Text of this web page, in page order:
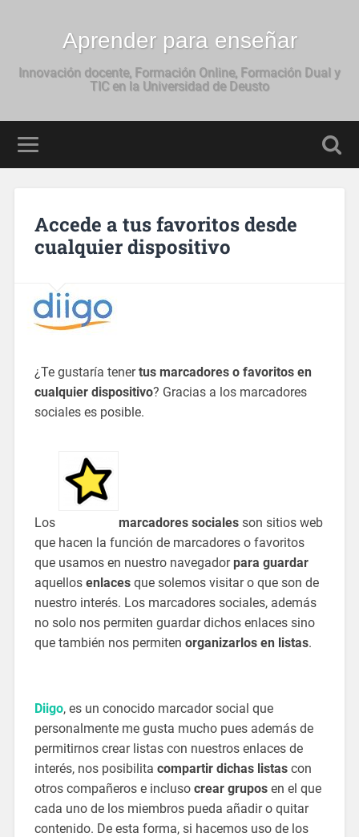
Aprender para enseñar
Innovación docente, Formación Online, Formación Dual y
TIC en la Universidad de Deusto
Accede a tus favoritos desde
cualquier dispositivo
¿Te gustaría tenertus marcadores o favoritos en
cualquier dispositivo? Gracias a los marcadores
sociales es posible.
Los marcadores socialesson sitios web
que hacen la función de marcadores o favoritos
que usamos en nuestro navegadorpara guardar
aquellosenlacesque solemos visitar o que son de
nuestro interés. Los marcadores sociales, además
no solo nos permiten guardar dichos enlaces sino
que también nos permiten organizarlos en listas.
Diigo, es un conocido marcador social que
personalmente me gusta mucho pues además de
permitirnos crear listas con nuestros enlaces de
interés, nos posibilita compartir dichas listascon
otros compañeros e incluso crear gruposen el que
cada uno de los miembros pueda añadir o quitar
contenido. De esta forma, si hacemos uso de los